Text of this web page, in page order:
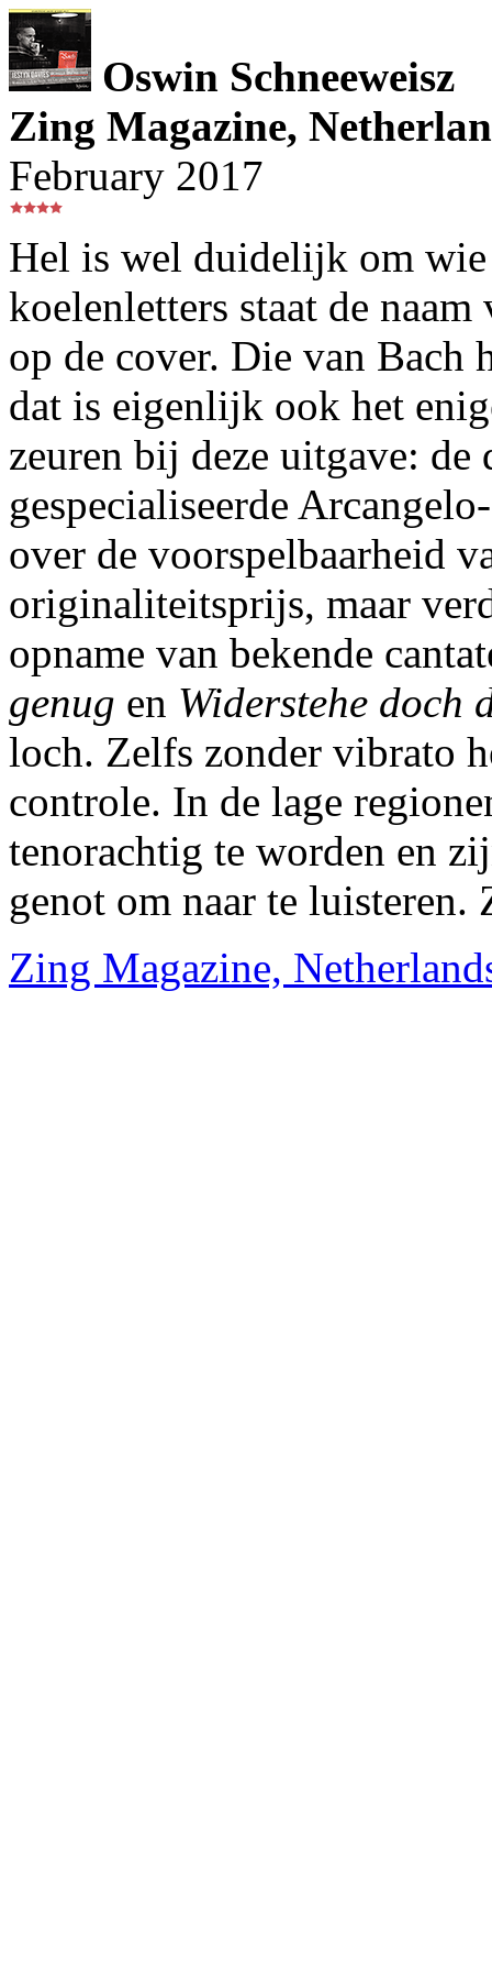
Oswin Schneeweisz
Zing Magazine,
February 2017
Hel is wel duidelijk om wie
koelenletters staat de
op de cover. Die van Bach
dat is eigenlijk ook het
zeuren bij deze uitgave: de
gespecialiseerde
over de voorspelbaarheid
originaliteitsprijs, maar
opname van bekende
genug en Widerstehe doch
loch. Zelfs zonder vibrato
controle. In de lage
tenorachtig te worden en
genot om naar te luisteren.
Zing Magazine,